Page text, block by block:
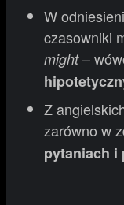
W
czasowniki
might–
Z
zarówno w
pytaniach i